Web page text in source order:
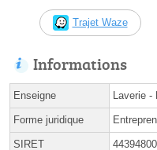
Trajet Waze
Informations
Enseigne Laverie
Forme juridique
SIRET